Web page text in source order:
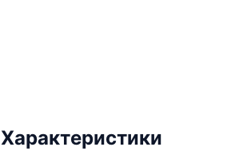
Характеристики